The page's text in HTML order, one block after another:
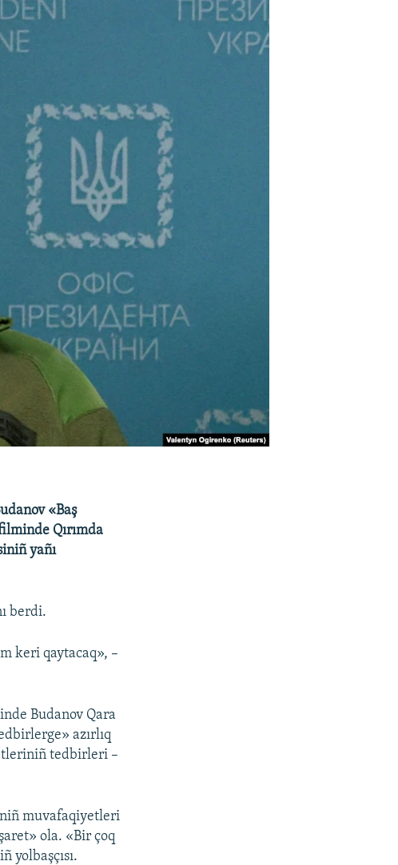
«Baş
Qırımda
yañı
berdi.
keri qaytacaq», –
Budanov Qara
azırlıq
tedbirleri –
muvafaqiyetleri
ola. «Bir çoq
yolbaşçısı.